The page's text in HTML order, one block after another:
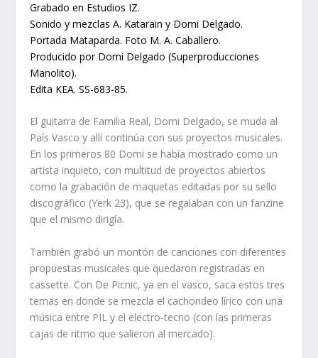
Grabado en Estudios IZ.
Sonido y mezclas A. Katarain y Domi Delgado.
Portada Mataparda. Foto M. A. Caballero.
Producido por Domi Delgado (Superproducciones
Manolito).
Edita KEA. SS-683-85.
El guitarra de Familia Real, Domi Delgado, se muda al
País Vasco y allí continúa con sus proyectos musicales.
En los primeros 80 Domi se había mostrado como un
artista inquieto, con multitud de proyectos abiertos
como la grabación de maquetas editadas por su sello
discográfico (Yerk 23), que se regalaban con un fanzine
que el mismo dirigía.
También grabó un montón de canciones con diferentes
propuestas musicales que quedaron registradas en
cassette. Con De Picnic, ya en el vasco, saca estos tres
temas en donde se mezcla el cachondeo lírico con una
música entre PIL y el electro-tecno (con las primeras
cajas de ritmo que salieron al mercado).